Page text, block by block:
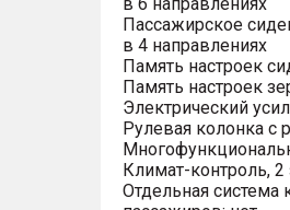
Пассажирское
в 4 направлениях
Память настроек
Память настроек
Электрический
Рулевая колонка с
Климат-контроль,
Отдельная система